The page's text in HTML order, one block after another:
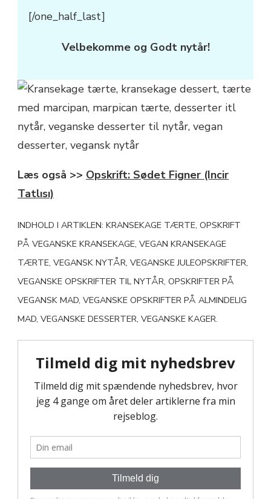
[/one_half_last]
Velbekomme og Godt nytår!
Læs også >> Opskrift: Sødet Figner (Incir
Tatlısı)
INDHOLD I ARTIKLEN: KRANSEKAGE TÆRTE, OPSKRIFT
PÅ VEGANSKE KRANSEKAGE, VEGAN KRANSEKAGE
TÆRTE, VEGANSK NYTÅR, VEGANSKE JULEOPSKRIFTER,
VEGANSKE OPSKRIFTER TIL NYTÅR, OPSKRIFTER PÅ
VEGANSK MAD, VEGANSKE OPSKRIFTER PÅ ALMINDELIG
MAD, VEGANSKE DESSERTER, VEGANSKE KAGER.